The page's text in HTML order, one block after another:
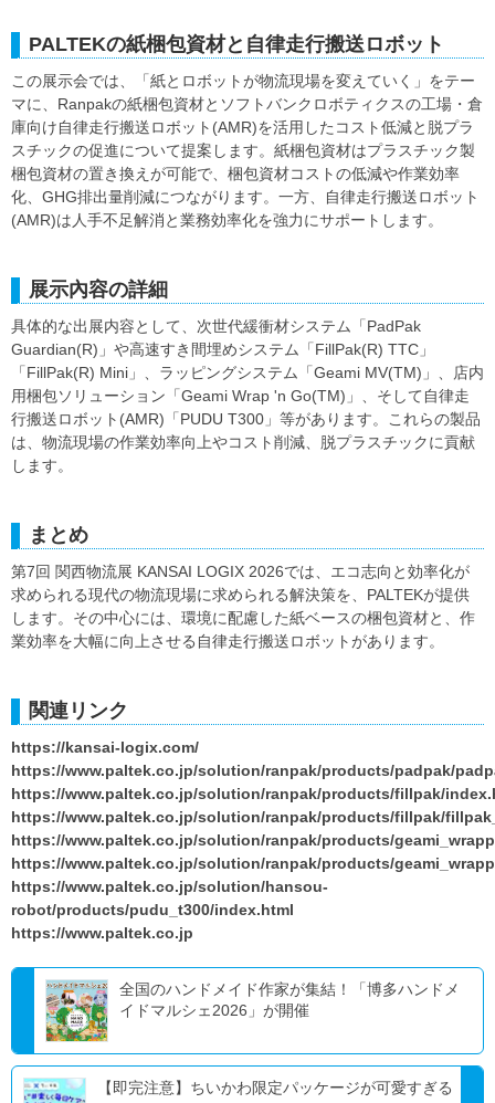
PALTEKの紙梱包資材と自律走行搬送ロボット
この展示会では、「紙とロボットが物流現場を変えていく」をテー
マに、Ranpakの紙梱包資材とソフトバンクロボティクスの工場・倉
庫向け自律走行搬送ロボット(AMR)を活用したコスト低減と脱プラ
スチックの促進について提案します。紙梱包資材はプラスチック製
梱包資材の置き換えが可能で、梱包資材コストの低減や作業効率
化、GHG排出量削減につながります。一方、自律走行搬送ロボット
(AMR)は人手不足解消と業務効率化を強力にサポートします。
展示內容の詳細
具体的な出展内容として、次世代緩衝材システム「PadPak
Guardian(R)」や高速すき間埋めシステム「FillPak(R) TTC」
「FillPak(R) Mini」、ラッピングシステム「Geami MV(TM)」、店内
用梱包ソリューション「Geami Wrap 'n Go(TM)」、そして自律走
行搬送ロボット(AMR)「PUDU T300」等があります。これらの製品
は、物流現場の作業効率向上やコスト削減、脱プラスチックに貢献
します。
まとめ
第7回 関西物流展 KANSAI LOGIX 2026では、エコ志向と効率化が
求められる現代の物流現場に求められる解決策を、PALTEKが提供
します。その中心には、環境に配慮した紙ベースの梱包資材と、作
業効率を大幅に向上させる自律走行搬送ロボットがあります。
関連リンク
https://kansai-logix.com/
https://www.paltek.co.jp/solution/ranpak/products/padpak/
https://www.paltek.co.jp/solution/ranpak/products/fillpak/
https://www.paltek.co.jp/solution/ranpak/products/fillpak/
https://www.paltek.co.jp/solution/ranpak/products/
https://www.paltek.co.jp/solution/ranpak/products/
https://www.paltek.co.jp/solution/hansou-
robot/products/pudu_t300/index.html
https://www.paltek.co.jp
全国のハンドメイド作家が集結！「博多ハンドメ
イドマルシェ2026」が開催
【即完注意】ちいかわ限定パッケージが可愛すぎる